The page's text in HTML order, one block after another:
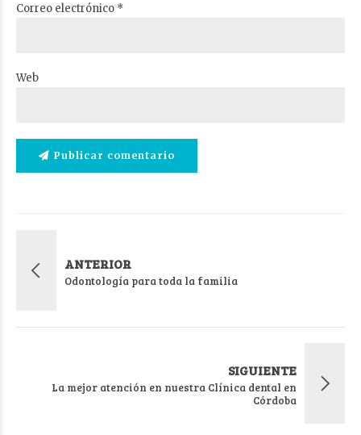
Correo electrónico *
Web
Publicar comentario
ANTERIOR
Odontología para toda la familia
SIGUIENTE
La mejor atención en nuestra Clínica dental en
Córdoba